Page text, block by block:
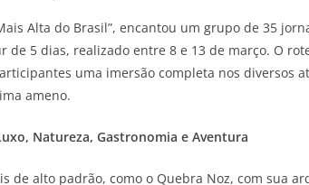
Alta do Brasil”, encantou um grupo de 35
de 5 dias, realizado entre 8 e 13 de março. O
uma imersão completa nos diversos
ameno.
Natureza, Gastronomia e Aventura
de alto padrão, como o Quebra Noz, com sua